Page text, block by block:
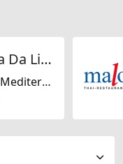
Pizzeria Gelateria Da Linda
Stagionale, Italiana, Mediterranea